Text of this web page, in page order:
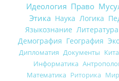
Идеология Право
Этика Наука Логика
Языкознание Литература
Демография География
Дипломатия Документы
Информатика
Математика Риторика